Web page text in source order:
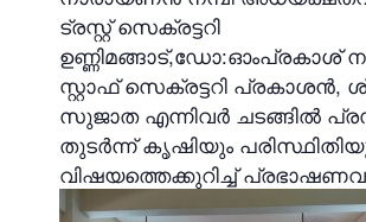
ട്രസ്റ്റ് സെക്രട്ടറി
ഉണ്ണിമങ്ങാട്,ഡോ:ഓംപ്രകാശ്
സ്റ്റാഫ്‌ സെക്രട്ടറി പ്രകാശൻ,
സുജാത എന്നിവർ ചടങ്ങിൽ
തുടർന്ന് കൃഷിയും
വിഷയത്തെക്കുറിച്ച്